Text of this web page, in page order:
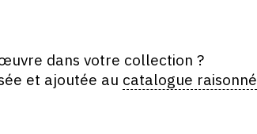
dans votre collection ?
et ajoutée au catalogue raisonné